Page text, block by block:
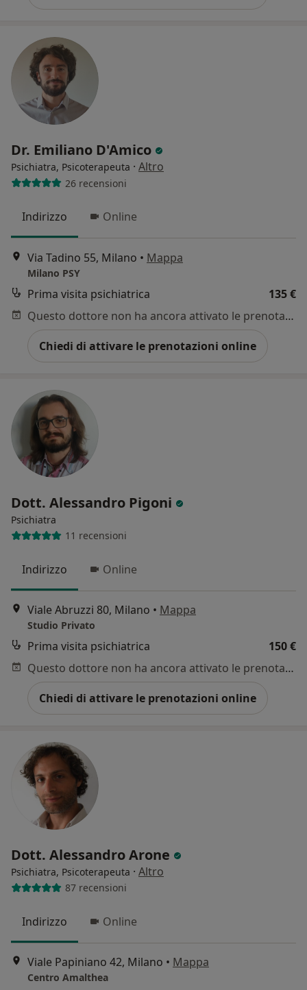
Dr. Emiliano D'Amico
Psichiatra, Psicoterapeuta · Altro
26 recensioni
Indirizzo Online
Via Tadino 55, Milano • Mappa
Milano PSY
Prima visita psichiatrica
135 €
Questo dottore non ha ancora attivato le prenotazioni online presso questo indirizzo.
Chiedi di attivare le prenotazioni online
Dott. Alessandro Pigoni
Psichiatra
11 recensioni
Indirizzo Online
Viale Abruzzi 80, Milano • Mappa
Studio Privato
Prima visita psichiatrica
150 €
Questo dottore non ha ancora attivato le prenotazioni online presso questo indirizzo.
Chiedi di attivare le prenotazioni online
Dott. Alessandro Arone
Psichiatra, Psicoterapeuta · Altro
87 recensioni
Indirizzo Online
Viale Papiniano 42, Milano • Mappa
Centro Amalthea